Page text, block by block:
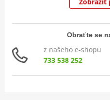
Obraťte se
z našeho e-shopu
733 538 252